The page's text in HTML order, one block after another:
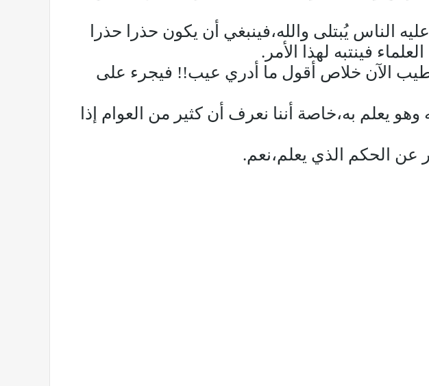
الناس يُبتلى والله،فينبغي أن يكون حذرا حذرا
فينتبه لهذا الأمر.
طيب الآن خلاص أقول ما أدري عيب!! فيجرء على
يعلم به،خاصة أننا نعرف أن كثير من العوام إذا
عن الحكم الذي يعلم،نعم.